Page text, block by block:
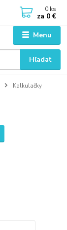
Menu
Hľadať
0 ks
za 0 €
Kalkulačky